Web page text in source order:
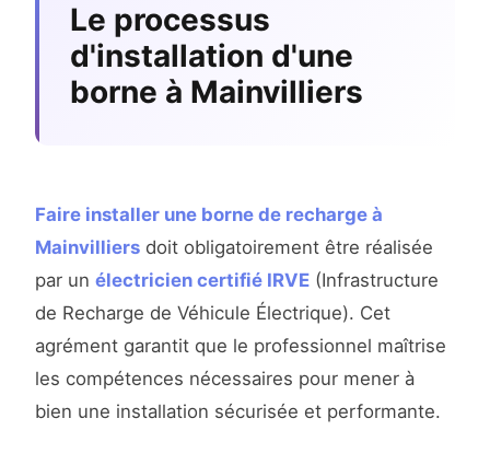
Le processus
d'installation d'une
borne à Mainvilliers
Faire installer une borne de recharge à
Mainvilliers doit obligatoirement être réalisée
par un électricien certifié IRVE (Infrastructure
de Recharge de Véhicule Électrique). Cet
agrément garantit que le professionnel maîtrise
les compétences nécessaires pour mener à
bien une installation sécurisée et performante.